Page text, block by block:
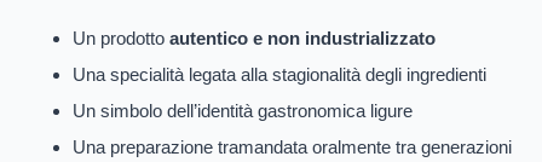
Un prodotto autentico e non industrializzato
Una specialità legata alla stagionalità degli ingredienti
Un simbolo dell’identità gastronomica ligure
Una preparazione tramandata oralmente tra generazioni